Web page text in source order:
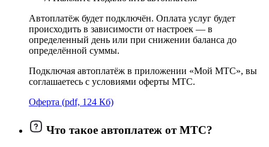
Автоплатёж будет подключён. Оплата услуг будет
происходить в зависимости от настроек — в
определенный день или при снижении баланса до
определённой суммы.
Подключая автоплатёж в приложении «Мой МТС», вы
соглашаетесь с условиями оферты МТС.
Оферта (pdf, 124 Кб)
Что такое автоплатеж от МТС?